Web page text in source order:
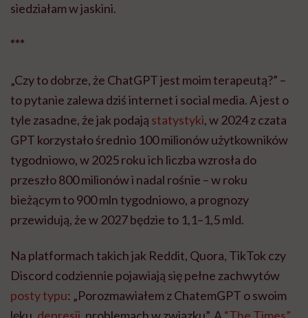
siedziałam w jaskini.
***
„Czy to dobrze, że ChatGPT jest moim terapeutą?” –
to pytanie zalewa dziś internet i social media. A jest o
tyle zasadne, że jak podają statystyki, w 2024 z czata
GPT korzystało średnio 100 milionów użytkowników
tygodniowo, w 2025 roku ich liczba wzrosła do
przeszło 800 milionów i nadal rośnie – w roku
bieżącym to 900 mln tygodniowo, a prognozy
przewidują, że w 2027 będzie to 1,1–1,5 mld.
Na platformach takich jak Reddit, Quora, TikTok czy
Discord codziennie pojawiają się pełne zachwytów
posty typu: „Porozmawiałem z ChatemGPT o swoim